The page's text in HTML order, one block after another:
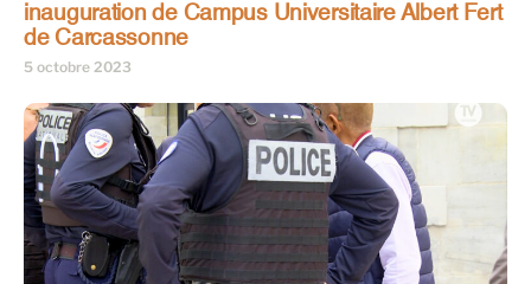
inauguration de Campus Universitaire Albert Fert
de Carcassonne
5 octobre 2023